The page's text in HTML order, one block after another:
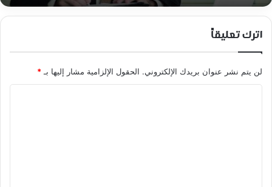
اترك تعليقاً
لن يتم نشر عنوان بريدك الإلكتروني. الحقول الإلزامية مشار إليها بـ*